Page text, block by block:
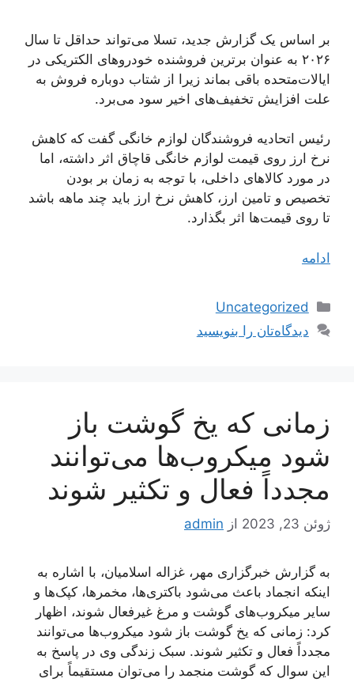
بر اساس یک گزارش جدید، تسلا می‌تواند حداقل تا سال
۲۰۲۶ به عنوان برترین فروشنده خودروهای الکتریکی در
ایالات‌متحده باقی بماند زیرا از شتاب دوباره فروش به
علت افزایش تخفیف‌های اخیر سود می‌برد.
رئیس اتحادیه فروشندگان لوازم خانگی گفت که کاهش
نرخ ارز روی قیمت لوازم خانگی قاچاق اثر داشته، اما
در مورد کالاهای داخلی، با توجه به زمان بر بودن
تخصیص و تامین ارز، کاهش نرخ ارز باید چند ماهه باشد
تا روی قیمت‌ها اثر بگذارد.
ادامه
دسته‌ها
Uncategorized
دیدگاه‌تان را بنویسید
زمانی که یخ گوشت باز
شود میکروب‌ها می‌توانند
مجدداً فعال و تکثیر شوند
ژوئن 23, 2023 از admin
به گزارش خبرگزاری مهر، غزاله اسلامیان، با اشاره به
اینکه انجماد باعث می‌شود باکتری‌ها، مخمرها، کپک‌ها و
سایر میکروب‌های گوشت و مرغ غیرفعال شوند، اظهار
کرد: زمانی که یخ گوشت باز شود میکروب‌ها می‌توانند
مجدداً فعال و تکثیر شوند. سبک زندگی وی در پاسخ به
این سوال که گوشت منجمد را می‌توان مستقیماً برای